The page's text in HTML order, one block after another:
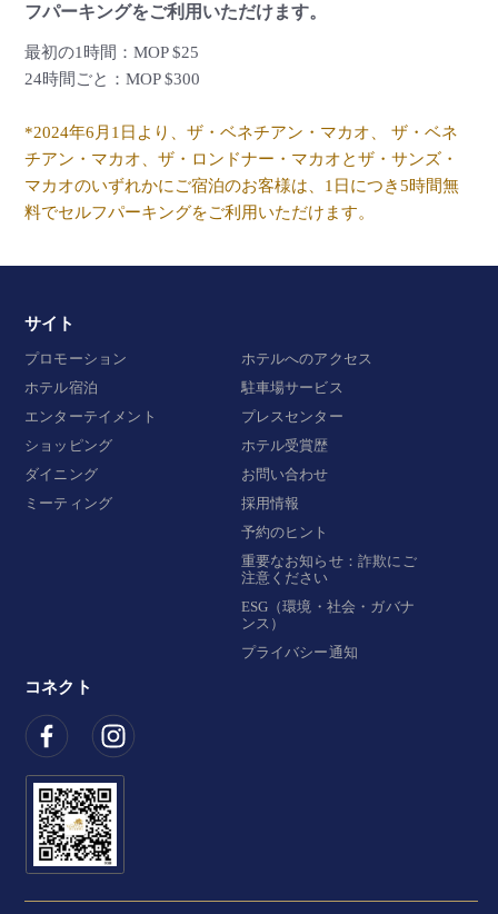
フパーキングをご利用いただけます。
最初の1時間：MOP $25
24時間ごと：MOP $300
*2024年6月1日より、ザ・ベネチアン・マカオ、 ザ・ベネ
チアン・マカオ、ザ・ロンドナー・マカオとザ・サンズ・
マカオのいずれかにご宿泊のお客様は、1日につき5時間無
料でセルフパーキングをご利用いただけます。
サイト
プロモーション
ホテル宿泊
エンターテイメント
ショッピング
ダイニング
ミーティング
ホテルへのアクセス
駐車場サービス
プレスセンター
ホテル受賞歴
お問い合わせ
採用情報
予約のヒント
重要なお知らせ：詐欺にご
注意ください
ESG（環境・社会・ガバナ
ンス）
プライバシー通知
コネクト